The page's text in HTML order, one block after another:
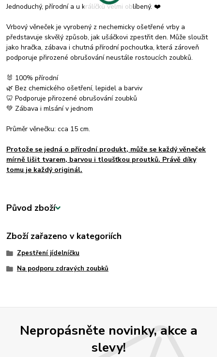
Jednoduchý, přírodní a u králíčků velmi oblíbený. ❤️
Vrbový věneček je vyrobený z nechemicky ošetřené vrby a
představuje skvělý způsob, jak ušáčkovi zpestřit den. Může sloužit
jako hračka, zábava i chutná přírodní pochoutka, která zároveň
podporuje přirozené obrušování neustále rostoucích zoubků.
🐰 100% přírodní
🌿 Bez chemického ošetření, lepidel a barviv
🦷 Podporuje přirozené obrušování zoubků
💚 Zábava i mlsání v jednom
Průměr věnečku: cca 15 cm.
Protože se jedná o přírodní produkt, může se každý věneček
mírně lišit tvarem, barvou i tloušťkou proutků. Právě díky
tomu je každý originál.
Původ zboží
Zboží zařazeno v kategoriích
Zpestření jídelníčku
Na podporu zdravých zoubků
Nepropásněte novinky, akce a
slevy!